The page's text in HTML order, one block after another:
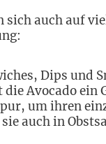
sich auch auf
Dips und
Avocado ein
um ihren
auch in